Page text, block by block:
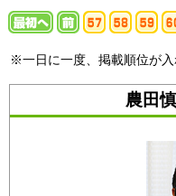
※一日に一度、掲載順位が入
農田